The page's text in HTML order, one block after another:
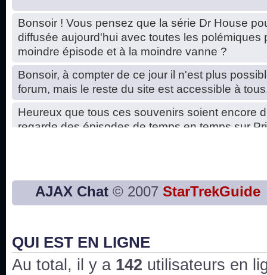
Bonsoir ! Vous pensez que la série Dr House
diffusée aujourd'hui avec toutes les polémiques
moindre épisode et à la moindre vanne ?
Bonsoir, à compter de ce jour il n'est plus
forum, mais le reste du site est accessible à
Heureux que tous ces souvenirs soient encore
regarde des épisodes de temps en temps sur
Bon, 2020, ça n'a pas trop marché. JE vous
issus des saisons 6; 7 et 8 !
Bonne année 2020 !
AJAX Chat © 2007 StarTrekGuide
QUI EST EN LIGNE
Au total, il y a 142 utilisateurs en